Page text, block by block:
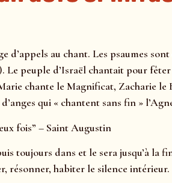
d’appels au chant. Les psaumes
Le peuple d’Israël chantait pour
chante le Magnificat, Zacharie
qui « chantent sans fin »
fois” – Saint Augustin
toujours dans et le sera jusqu’à la
résonner, habiter le silence intérieur.